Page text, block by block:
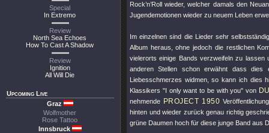
Special
In Extremo
Review
North Sea Echoes
How To Cast A Shadow
Review
Ignition
All Will Die
Upcoming Live
Graz
Wolfmother
Rose Tattoo
Innsbruck
Rock’n’Roll wieder, welcher damals den
Jugendemotionen wieder zu neuem Leben
Im einzelnen sind die Lieder sehr
Album heraus, ohne jedoch die restlichen
vielerorts einige Bands verzweifeln zu
anderen Stellen schon erwähnt dass
Liebesschmerzes widmen, so kann ich dies
Klassikers "I only want to be with you" von
nehmende PROJECT 1950
hinten und wieder zurück genau richtig
grüne Daumen hoch für diese junge Band aus